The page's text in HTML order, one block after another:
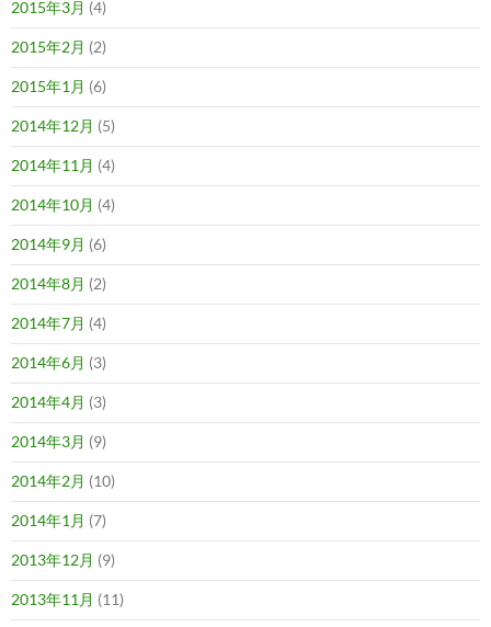
2015年3月 (4)
2015年2月 (2)
2015年1月 (6)
2014年12月 (5)
2014年11月 (4)
2014年10月 (4)
2014年9月 (6)
2014年8月 (2)
2014年7月 (4)
2014年6月 (3)
2014年4月 (3)
2014年3月 (9)
2014年2月 (10)
2014年1月 (7)
2013年12月 (9)
2013年11月 (11)